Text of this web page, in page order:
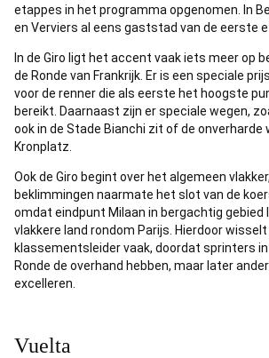
etappes in het programma opgenomen. In
en Verviers al eens gaststad van de eerste
In de Giro ligt het accent vaak iets meer op
de Ronde van Frankrijk. Er is een speciale
voor de renner die als eerste het hoogste
bereikt. Daarnaast zijn er speciale wegen,
ook in de Stade Bianchi zit of de onverharde
Kronplatz.
Ook de Giro begint over het algemeen
beklimmingen naarmate het slot van de
omdat eindpunt Milaan in bergachtig gebied
vlakkere land rondom Parijs. Hierdoor wisselt
klassementsleider vaak, doordat sprinters
Ronde de overhand hebben, maar later
excelleren.
Vuelta